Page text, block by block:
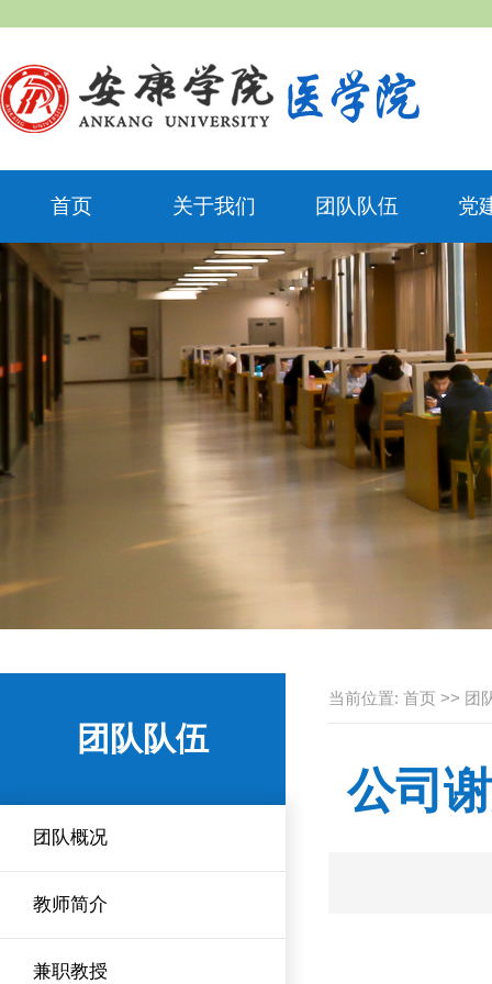
首页 关于我们 团队队伍 党
团队队伍
团队概况
教师简介
兼职教授
当前位置: 首页 >> 团
公司